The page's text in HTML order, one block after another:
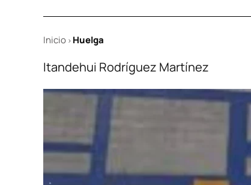
Inicio > Huelga
Itandehui Rodríguez Martínez